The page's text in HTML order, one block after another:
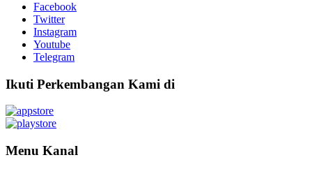
Facebook
Twitter
Instagram
Youtube
Telegram
Ikuti Perkembangan Kami di
Menu Kanal